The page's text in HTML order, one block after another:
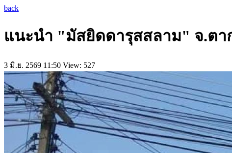
back
แนะนำ "มัสยิดดารุสสลาม" จ.ตา
3 มิ.ย. 2569 11:50 View: 527